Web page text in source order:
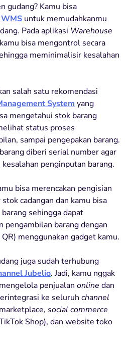
gudang? Kamu bisa
untuk memudahkanmu
Pada aplikasi Warehouse
kamu bisa mengontrol secara
meminimalisir kesalahan
salah satu rekomendasi
System yang
mengetahui stok barang
status proses
sampai pengepakan barang.
diberi serial number agar
penginputan barang.
bisa merencakan pengisian
cadangan dan kamu bisa
sehingga dapat
pengambilan barang dengan
menggunakan gadget kamu.
juga sudah terhubung
Jubelio. Jadi, kamu nggak
penjualan online dan
ke seluruh channel
social commerce
Shop), dan website toko